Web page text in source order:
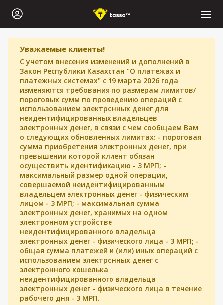
Уважаемые клиенты!
С учетом внесения изменений и дополнений в
Закон Республики Казахстан "О платежах и
платежных системах" с 19 марта 2026 года
изменяются требования по размерам лимитов/
пороговых сумм по проведению операций с
использованием электронных денег для
неидентифицированных владельцев
электронных денег, в связи с чем сообщаем Вам
о следующих обновленных лимитах: - пороговая
сумма приобретения электронных денег, при
превышении которой клиент обязан
осуществить идентификацию - 3 МРП; -
максимальный размер одной операции,
совершаемой неидентифицированным
владельцем электронных денег - физическим
лицом - 3 МРП; - максимальная сумма
электронных денег, хранимых на одном
электронном устройстве
неидентифицированного владельца
электронных денег - физического лица - 3 МРП; -
общая сумма платежей и (или) иных операций с
использованием электронных денег с
электронного кошелька
неидентифицированного владельца
электронных денег - физического лица в течение
рабочего дня - 3 МРП.